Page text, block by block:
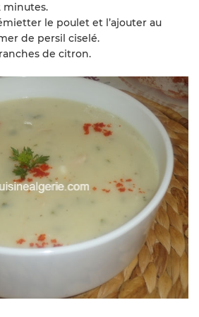
minutes.
le poulet et l’ajouter au
de persil ciselé.
de citron.